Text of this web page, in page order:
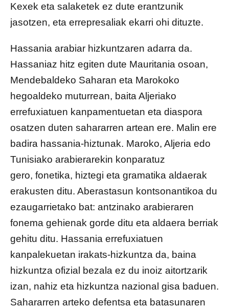
Kexek eta salaketek ez dute erantzunik
jasotzen, eta errepresaliak ekarri ohi dituzte.
Hassania arabiar hizkuntzaren adarra da.
Hassaniaz hitz egiten dute Mauritania osoan,
Mendebaldeko Saharan eta Marokoko
hegoaldeko muturrean, baita Aljeriako
errefuxiatuen kanpamentuetan eta diaspora
osatzen duten sahararren artean ere. Malin ere
badira hassania-hiztunak. Maroko, Aljeria edo
Tunisiako arabierarekin konparatuz
gero, fonetika, hiztegi eta gramatika aldaerak
erakusten ditu. Aberastasun kontsonantikoa du
ezaugarrietako bat: antzinako arabieraren
fonema gehienak gorde ditu eta aldaera berriak
gehitu ditu. Hassania errefuxiatuen
kanpalekuetan irakats-hizkuntza da, baina
hizkuntza ofizial bezala ez du inoiz aitortzarik
izan, nahiz eta hizkuntza nazional gisa baduen.
Sahararren arteko defentsa eta batasunaren